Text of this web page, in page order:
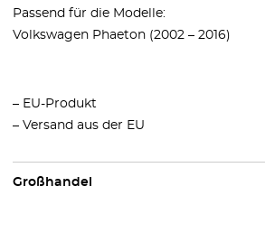
Passend für die Modelle:
Volkswagen Phaeton (2002 – 2016)
– EU-Produkt
– Versand aus der EU
Großhandel